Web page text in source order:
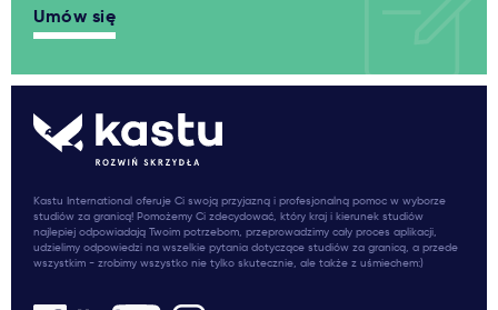
Umów się
Kastu International oferuje Ci swoją przyjazną i profesjonalną pomoc w wyborze
studiów za granicą! Pomożemy Ci zdecydować, który kraj i kierunek studiów
najlepiej odpowiadają Twoim potrzebom, przeprowadzimy cały proces aplikacji,
udzielimy odpowiedzi na wszelkie pytania dotyczące studiów za granicą, a przede
wszystkim - zrobimy wszystko nie tylko skutecznie, ale także z uśmiechem:)